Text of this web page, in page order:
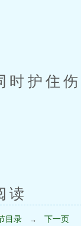
住伤
目录 → 下一页